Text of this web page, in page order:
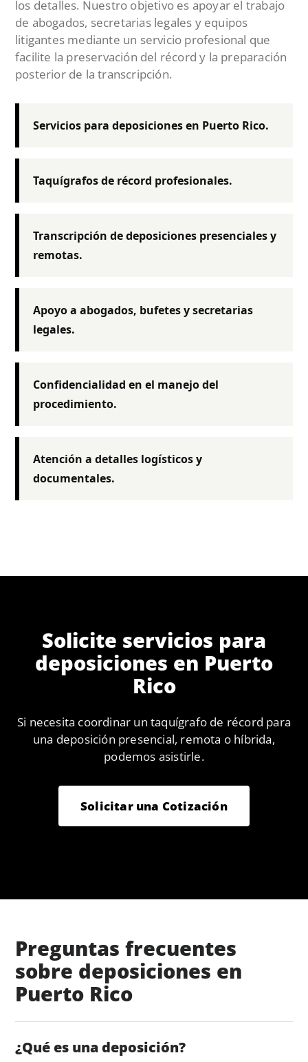
los detalles. Nuestro objetivo es apoyar el trabajo
de abogados, secretarias legales y equipos
litigantes mediante un servicio profesional que
facilite la preservación del récord y la preparación
posterior de la transcripción.
Servicios para deposiciones en Puerto Rico.
Taquígrafos de récord profesionales.
Transcripción de deposiciones presenciales y
remotas.
Apoyo a abogados, bufetes y secretarias
legales.
Confidencialidad en el manejo del
procedimiento.
Atención a detalles logísticos y
documentales.
Solicite servicios para
deposiciones en Puerto
Rico
Si necesita coordinar un taquígrafo de récord para
una deposición presencial, remota o híbrida,
podemos asistirle.
Solicitar una Cotización
Preguntas frecuentes
sobre deposiciones en
Puerto Rico
¿Qué es una deposición?